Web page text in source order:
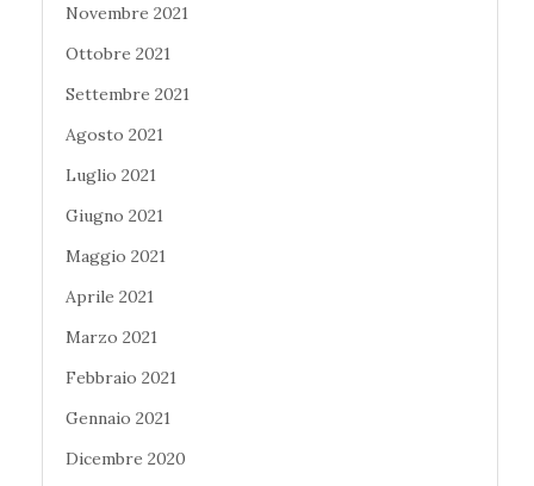
Novembre 2021
Ottobre 2021
Settembre 2021
Agosto 2021
Luglio 2021
Giugno 2021
Maggio 2021
Aprile 2021
Marzo 2021
Febbraio 2021
Gennaio 2021
Dicembre 2020